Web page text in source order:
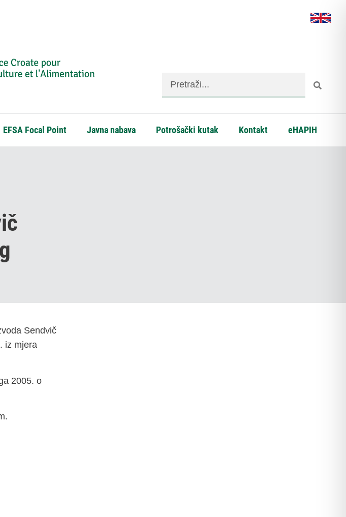
EFSA Focal Point Javna nabava Potrošački kutak Kontakt eHAPIH
Sendvič
iz mjera
2005. o